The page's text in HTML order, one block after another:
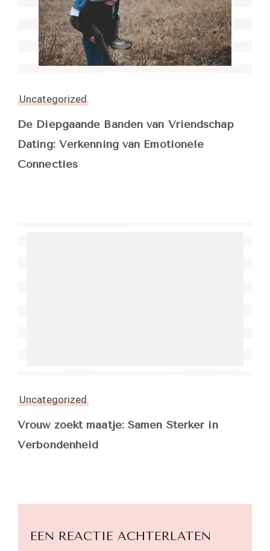
Uncategorized
De Diepgaande Banden van Vriendschap
Dating: Verkenning van Emotionele
Connecties
Uncategorized
Vrouw zoekt maatje: Samen Sterker in
Verbondenheid
EEN REACTIE ACHTERLATEN